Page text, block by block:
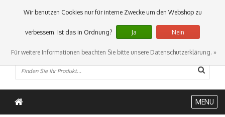
0 Artikel
MENU
Wir benutzen Cookies nur für interne Zwecke um den Webshop zu
verbessern. Ist das in Ordnung? Ja Nein
Für weitere Informationen beachten Sie bitte unsere Datenschutzerklärung. »